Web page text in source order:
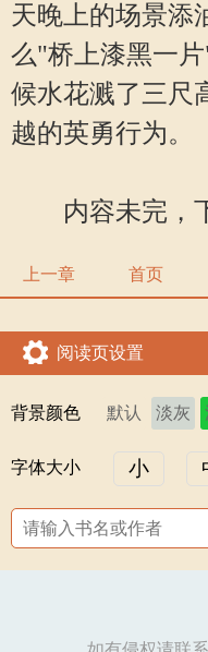
天晚上的场景添
么"桥上漆黑一
候水花溅了三尺
越的英勇行为。
内容未完，
上一章 首页
阅读页设置
背景颜色 默认 淡灰
字体大小 小